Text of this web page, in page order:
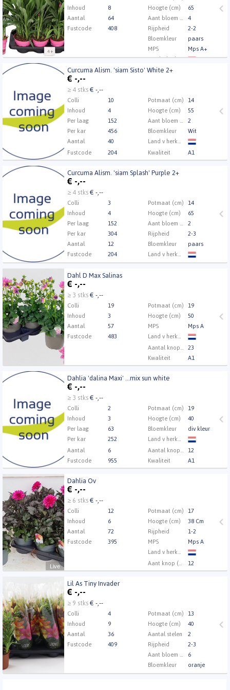
Inhoud
8 Hoogte (cm)
65
Aantal
64
4
Fustcode
408 Rijpheid
2-2
Bloemkleur
paars
MPS
Mps A+
Land v herkomst
Kwaliteit
Kweker
Curcuma Alism. 'siam Sisto' White 2+
€ -,--
≥ 4 stks€ -,--
Colli 10 Potmaat (cm)
14
Inhoud
4 Hoogte (cm)
55
Per laag
152
2
Per kar
456 Bloemkleur
Wit
Aantal
40
Fustcode
204 Kwaliteit
A1
Kweker
KP Holland
Curcuma Alism. 'siam Sisto' White 2+
U moet ingelogd zijn om te kunnen kopen.
om in te loggen.
Curcuma Alism. 'siam Splash' Purple 2+
€ -,--
≥ 4 stks€ -,--
Colli 3 Potmaat (cm)
14
Inhoud
4 Hoogte (cm)
65
Per laag
152
2
Per kar
304 Rijpheid
2-3
Aantal
12 Bloemkleur
paars
Fustcode
204
Kwaliteit
A1
Kweker
KP Holland
Curcuma Alism. 'siam Splash' Purple 2+
U moet ingelogd zijn om te kunnen kopen.
om in te loggen.
Dahl D Max Salinas
€ -,--
≥ 3 stks€ -,--
Colli 19 Potmaat (cm)
19
Inhoud
3 Hoogte (cm)
50
Aantal
57 MPS
Mps A
Fustcode
483
23
Kwaliteit
A1
Kweker
Hulstflowers
Dahl D Max Salinas
U moet ingelogd zijn om te kunnen kopen.
om in te loggen.
Dahlia 'dalina Maxi' ...mix sun white
€ -,--
≥ 3 stks€ -,--
Colli 2 Potmaat (cm)
19
Inhoud
3 Hoogte (cm)
40
Per laag
63 Bloemkleur
div kleur
Per kar
252
Aantal
6
12
Fustcode
955 Kwaliteit A1
Dahlia 'dalina Maxi' ...mix sun white
U moet ingelogd zijn om te kunnen kopen.
om in te loggen.
Live
Dahlia Ov
€ -,--
≥ 6 stks€ -,--
Colli 12 Potmaat (cm)
17
Inhoud
6 Hoogte (cm)
38 Cm
Aantal
72 Rijpheid
1-2
Fustcode
395 MPS
Mps A
Aant knop (min.)
12
Kwaliteit
A1
Kweker
Kwekerij van den Brand
Dahlia Ov
U moet ingelogd zijn om te kunnen kopen.
om in te loggen.
Lil As Tiny Invader
€ -,--
≥ 9 stks€ -,--
Colli 4 Potmaat (cm)
13
Inhoud
9 Hoogte (cm)
40
Aantal
36 Aantal stelen
2
Fustcode
409 Rijpheid
2-3
6
Bloemkleur
oranje
MPS
Mps A
Lil As Tiny Invader
U moet ingelogd zijn om te kunnen kopen.
om in te loggen.